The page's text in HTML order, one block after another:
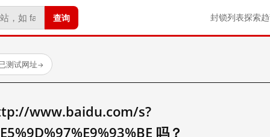
查询 封锁列表探索
测试网址→
www.baidu.com/s?
吗？